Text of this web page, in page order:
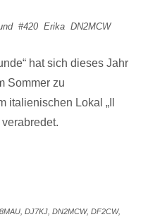
#420 Erika DN2MCW
hat sich dieses Jahr
Sommer zu
italienischen Lokal „Il
DJ7KJ, DN2MCW, DF2CW,